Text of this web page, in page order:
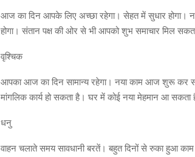
आज का दिन आपके लिए अच्छा रहेगा। सेहत में सुधार होगा।
होगा। संतान पक्ष की ओर से भी आपको शुभ समाचार मिल
वृश्चिक
आपका आज का दिन सामान्य रहेगा। नया काम आज शुरू कर
मांगलिक कार्य हो सकता है। घर में कोई नया मेहमान आ सकता
धनु
वाहन चलाते समय सावधानी बरतें। बहुत दिनों से रुका हुआ